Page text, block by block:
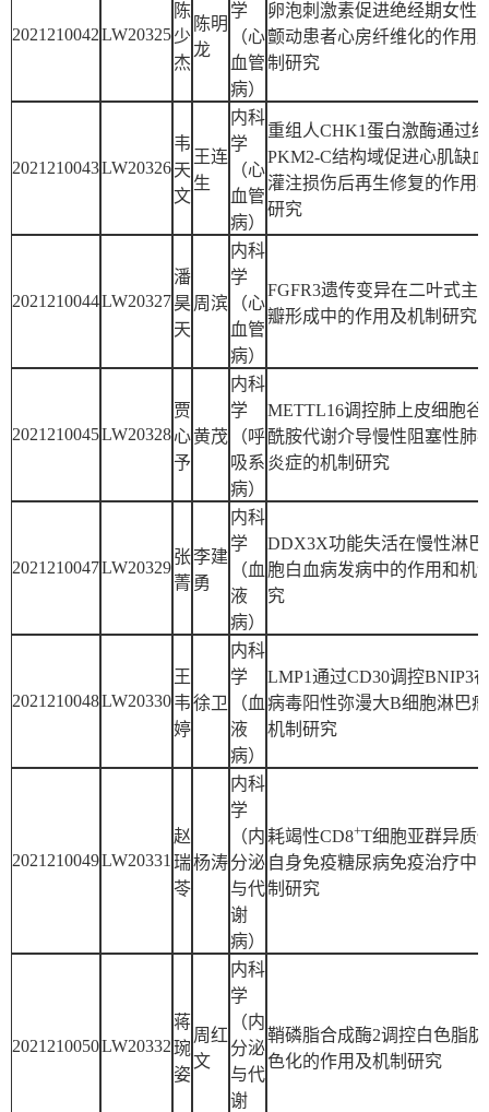
2021210042LW20325
陈
少
杰
陈明
龙
学
（心
血管
病）
卵泡刺激素促进绝经期女性
颤动患者心房纤维化的作用
制研究
2021210043LW20326
韦
天
文
王连
生
内科
学
（心
血管
病）
重组人CHK1蛋白激酶通过
PKM2-C结构域促进心肌缺
灌注损伤后再生修复的作用
研究
2021210044LW20327
潘
昊
天
周滨
内科
学
（心
血管
病）
FGFR3遗传变异在二叶式主
瓣形成中的作用及机制研究
2021210045LW20328
贾
心
予
黄茂
内科
学
（呼
吸系
病）
METTL16调控肺上皮细胞谷
酰胺代谢介导慢性阻塞性肺
炎症的机制研究
2021210047LW20329
张
菁
李建
勇
内科
学
（血
液
病）
DDX3X功能失活在慢性淋巴
胞白血病发病中的作用和机
究
2021210048LW20330
王
韦
婷
徐卫
内科
学
（血
液
病）
LMP1通过CD30调控BNIP3
病毒阳性弥漫大B细胞淋巴
机制研究
2021210049LW20331
赵
瑞
苓
杨涛
内科
学
（内
分泌
与代
谢
病）
耗竭性CD8+T细胞亚群异质
自身免疫糖尿病免疫治疗中
制研究
2021210050LW20332
蒋
琬
姿
周红
文
内科
学
（内
分泌
与代
谢
鞘磷脂合成酶2调控白色脂肪
色化的作用及机制研究